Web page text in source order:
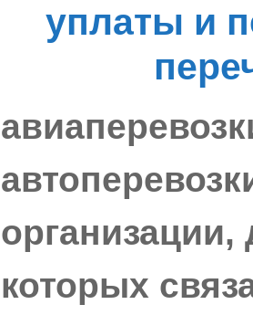
уплаты и
организации,
которых